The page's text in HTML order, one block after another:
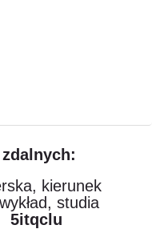
kierunek
studia
5itqclu